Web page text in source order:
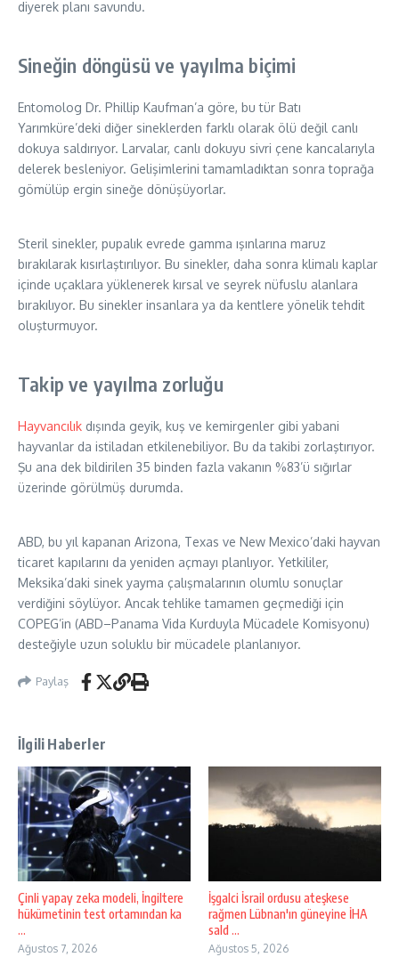
diyerek planı savundu.
Sineğin döngüsü ve yayılma biçimi
Entomolog Dr. Phillip Kaufman’a göre, bu tür Batı
Yarımküre’deki diğer sineklerden farklı olarak ölü değil canlı
dokuya saldırıyor. Larvalar, canlı dokuyu sivri çene kancalarıyla
delerek besleniyor. Gelişimlerini tamamladıktan sonra toprağa
gömülüp ergin sineğe dönüşüyorlar.
Steril sinekler, pupalık evrede gamma ışınlarına maruz
bırakılarak kısırlaştırılıyor. Bu sinekler, daha sonra klimalı kaplar
içinde uçaklara yüklenerek kırsal ve seyrek nüfuslu alanlara
bırakılıyor. Bu sinekler insanlara ya da kentlere yönelik tehdit
oluşturmuyor.
Takip ve yayılma zorluğu
Hayvancılık dışında geyik, kuş ve kemirgenler gibi yabani
hayvanlar da istiladan etkilenebiliyor. Bu da takibi zorlaştırıyor.
Şu ana dek bildirilen 35 binden fazla vakanın %83’ü sığırlar
üzerinde görülmüş durumda.
ABD, bu yıl kapanan Arizona, Texas ve New Mexico’daki hayvan
ticaret kapılarını da yeniden açmayı planlıyor. Yetkililer,
Meksika’daki sinek yayma çalışmalarının olumlu sonuçlar
verdiğini söylüyor. Ancak tehlike tamamen geçmediği için
COPEG’in (ABD–Panama Vida Kurduyla Mücadele Komisyonu)
desteğiyle uzun soluklu bir mücadele planlanıyor.
Paylaş
İlgili Haberler
Çinli yapay zeka modeli, İngiltere
hükümetinin test ortamından ka
...
Ağustos 7, 2026
İşgalci İsrail ordusu ateşkese
rağmen Lübnan'ın güneyine İHA
sald ...
Ağustos 5, 2026